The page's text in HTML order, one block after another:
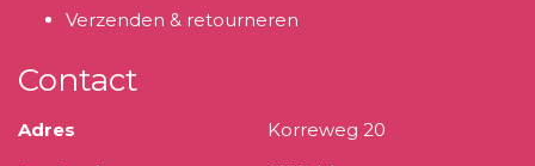
Verzenden & retourneren
Contact
Adres
Korreweg 20